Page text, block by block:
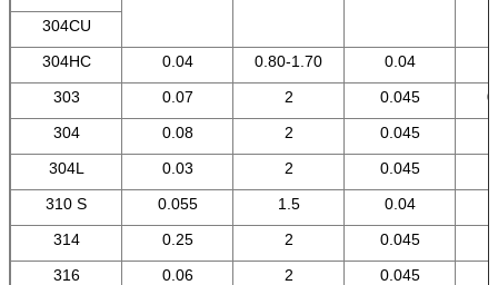
304CU
304HC
0.04 0.80-1.70 0.04
303
0.07 2 0.045
304
0.08 2 0.045
304L
0.03 2 0.045
310 S
0.055 1.5 0.04
314
0.25 2 0.045
316
0.06 2 0.045